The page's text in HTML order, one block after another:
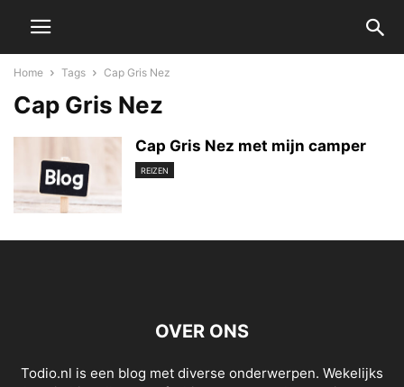
Home Tags Cap Gris Nez
Cap Gris Nez
Cap Gris Nez met mijn camper
REIZEN
OVER ONS
Todio.nl is een blog met diverse onderwerpen. Wekelijks